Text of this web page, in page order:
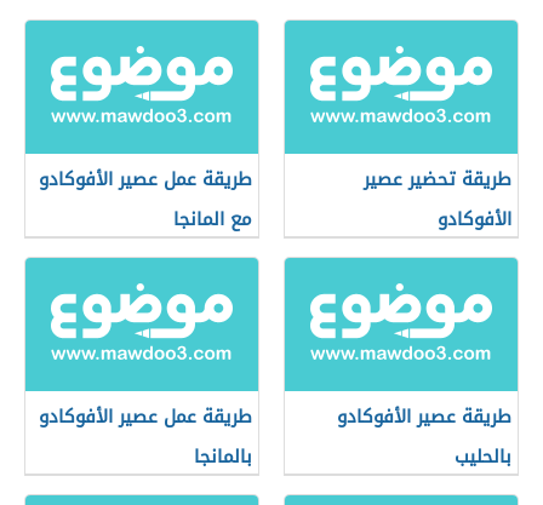
طريقة تحضير عصير
الأفوكادو
طريقة عمل عصير الأفوكادو
مع المانجا
طريقة عصير الأفوكادو
بالحليب
طريقة عمل عصير الأفوكادو
بالمانجا